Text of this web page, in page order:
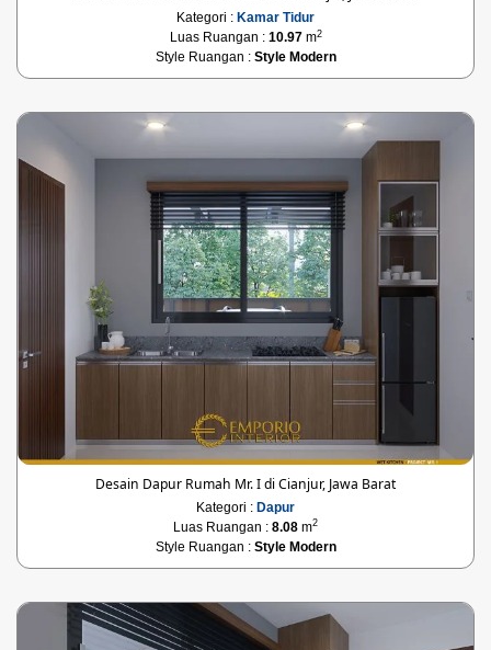
Kategori : Kamar Tidur
Luas Ruangan : 10.97m2
Style Ruangan : Style Modern
Desain Dapur Rumah Mr. I di Cianjur, Jawa Barat
Kategori : Dapur
Luas Ruangan : 8.08 m2
Style Ruangan : Style Modern